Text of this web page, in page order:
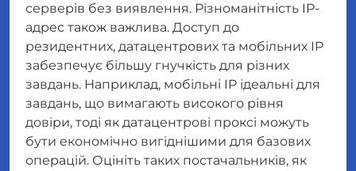
серверів без виявлення. Різноманітність IP-
адрес також важлива. Доступ до
резидентних, датацентрових та мобільних IP
забезпечує більшу гнучкість для різних
завдань. Наприклад, мобільні IP ідеальні для
завдань, що вимагають високого рівня
довіри, тоді як датацентрові проксі можуть
бути економічно вигіднішими для базових
операцій. Оцініть таких постачальників, як